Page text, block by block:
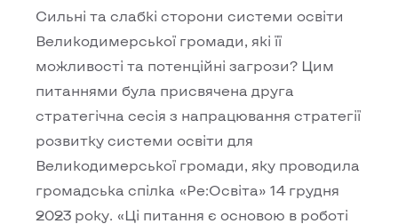
Сильні та слабкі сторони системи освіти
Великодимерської громади, які її
можливості та потенційні загрози? Цим
питаннями була присвячена друга
стратегічна сесія з напрацювання стратегії
розвитку системи освіти для
Великодимерської громади, яку проводила
громадська спілка «Ре:Освіта» 14 грудня
2023 року. «Ці питання є основою в роботі